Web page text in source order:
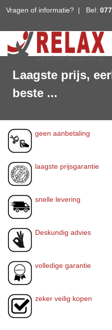
Vragen of informatie? | Bel:
Laagste prijs,
beste ...
geen aanbetaling
laagste prijsgarantie
snelle levering
Deskundig advies
volledige garantie
zeker veilig kopen